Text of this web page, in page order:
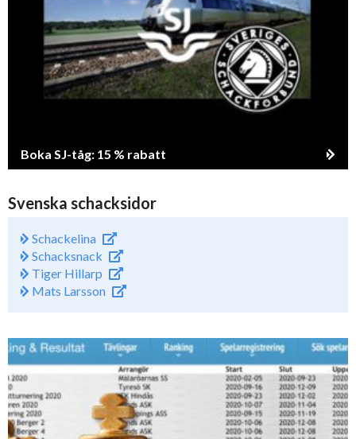
Boka SJ-tåg: 15 % rabatt
Svenska schacksidor
Schackelina
Schacksnack
Tiger Hillarp
Mats Larsson